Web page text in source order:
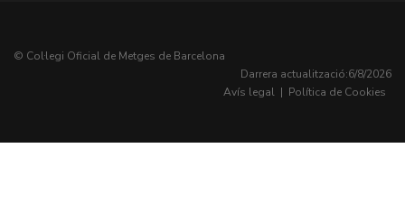
© Col·legi Oficial de Metges de Barcelona
Darrera actualització:6/8/2026
Avís legal | Política de Cookies